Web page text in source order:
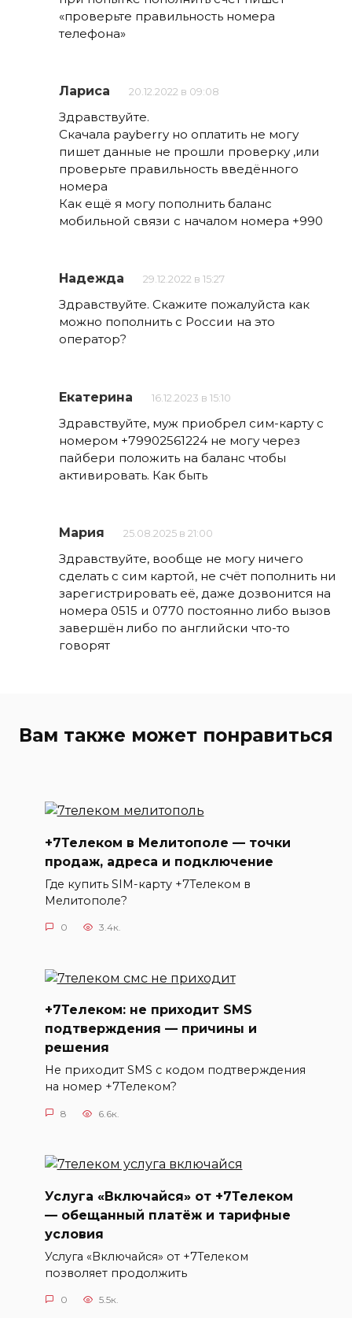
«проверьте правильность номера
телефона»
Лариса 20.12.2022 в 09:08
Здравствуйте.
Скачала payberry но оплатить не могу
пишет данные не прошли проверку ,или
проверьте правильность введённого
номера
Как ещё я могу пополнить баланс
мобильной связи с началом номера +990
Надежда 29.12.2022 в 15:27
Здравствуйте. Скажите пожалуйста как
можно пополнить с России на это
оператор?
Екатерина 16.12.2023 в 15:10
Здравствуйте, муж приобрел сим-карту с
номером +79902561224 не могу через
пайбери положить на баланс чтобы
активировать. Как быть
Мария 25.08.2025 в 21:00
Здравствуйте, вообще не могу ничего
сделать с сим картой, не счёт пополнить ни
зарегистрировать её, даже дозвонится на
номера 0515 и 0770 постоянно либо вызов
завершён либо по английски что-то
говорят
Вам также может понравиться
+7Телеком в Мелитополе — точки
продаж, адреса и подключение
Где купить SIM-карту +7Телеком в
Мелитополе?
0 3.4к.
+7Телеком: не приходит SMS
подтверждения — причины и
решения
Не приходит SMS с кодом подтверждения
на номер +7Телеком?
8 6.6к.
Услуга «Включайся» от +7Телеком
— обещанный платёж и тарифные
условия
Услуга «Включайся» от +7Телеком
позволяет продолжить
0 5.5к.